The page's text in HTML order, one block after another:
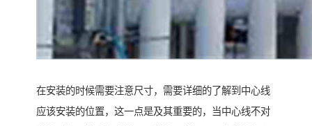
在安装的时候需要注意尺寸，需要详细的了解到中心线
应该安装的位置，这一点是及其重要的，当中心线不对